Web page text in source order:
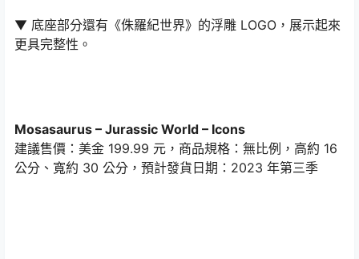
▼ 底座部分還有《侏羅紀世界》的浮雕 LOGO，展示起來
更具完整性。
Mosasaurus – Jurassic World – Icons
建議售價：美金 199.99 元，商品規格：無比例，高約 16
公分、寬約 30 公分，預計發貨日期：2023 年第三季